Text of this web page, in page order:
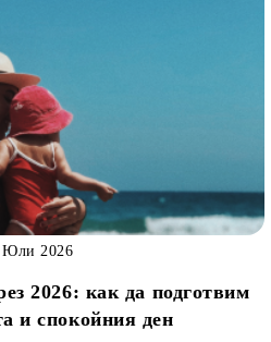
2026: как да подготвим
и спокойния ден
Юли 2026